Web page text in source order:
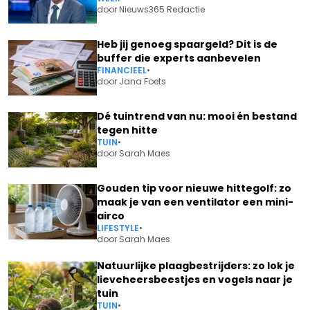
doorNieuws365 Redactie
Heb jij genoeg spaargeld? Dit is de
buffer die experts aanbevelen
FINANCIEEL•
door Jana Foets
Dé tuintrend van nu: mooi én bestand
tegen hitte
TUIN•
door Sarah Maes
Gouden tip voor nieuwe hittegolf: zo
maak je van een ventilator een mini-
airco
LIFESTYLE•
door Sarah Maes
Natuurlijke plaagbestrijders: zo lok je
lieveheersbeestjes en vogels naar je
tuin
TUIN•